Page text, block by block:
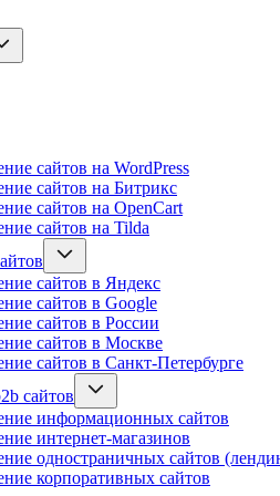
сайтов на WordPress
сайтов на Битрикс
сайтов на OpenCart
сайтов на Tilda
сайтов в Яндекс
сайтов в Google
сайтов в России
сайтов в Москве
сайтов в Санкт-Петербурге
сайтов
информационных сайтов
интернет-магазинов
одностраничных сайтов
корпоративных сайтов